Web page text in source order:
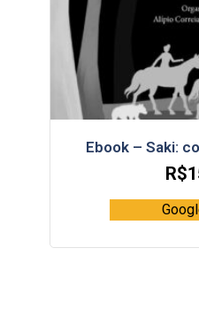
Ebook – Saki:
R$